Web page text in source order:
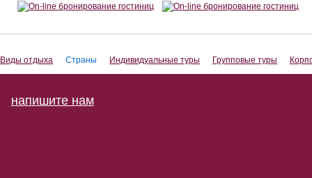
Виды отдыха Страны Индивидуальные туры Групповые туры
напишите нам